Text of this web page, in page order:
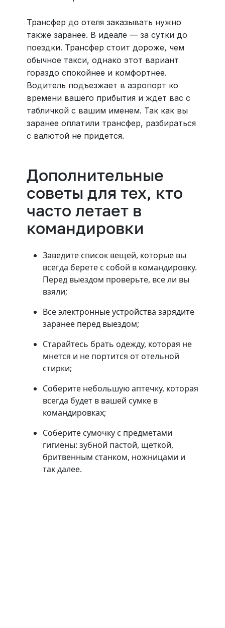
Трансфер до отеля заказывать нужно
также заранее. В идеале — за сутки до
поездки. Трансфер стоит дороже, чем
обычное такси, однако этот вариант
гораздо спокойнее и комфортнее.
Водитель подъезжает в аэропорт ко
времени вашего прибытия и ждет вас с
табличкой с вашим именем. Так как вы
заранее оплатили трансфер, разбираться
с валютой не придется.
Дополнительные
советы для тех, кто
часто летает в
командировки
Заведите список вещей, которые вы
всегда берете с собой в командировку.
Перед выездом проверьте, все ли вы
взяли;
Все электронные устройства зарядите
заранее перед выездом;
Старайтесь брать одежду, которая не
мнется и не портится от отельной
стирки;
Соберите небольшую аптечку, которая
всегда будет в вашей сумке в
командировках;
Соберите сумочку с предметами
гигиены: зубной пастой, щеткой,
бритвенным станком, ножницами и
так далее.